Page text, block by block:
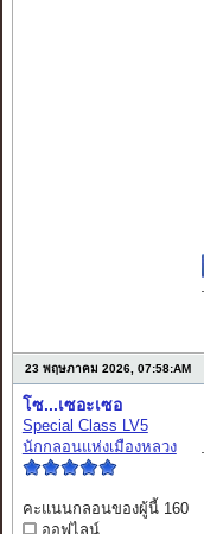
23 พฤษภาคม 2026, 07:58:AM
โซ...เซอะเซอ
Special Class LV5
นักกลอนแห่งเมืองหลวง
คะแนนกลอนของผู้นี้ 160
ออฟไลน์